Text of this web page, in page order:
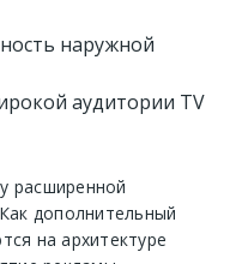
наружной
аудитории TV
расширенной
дополнительный
на архитектуре